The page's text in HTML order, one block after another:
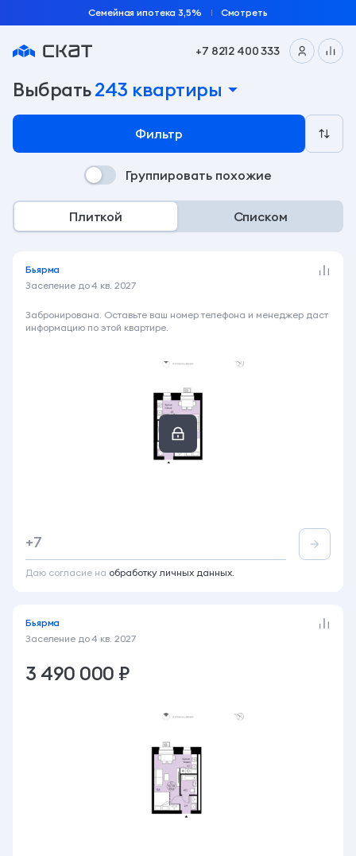
Семейная ипотека 3,5% Смотреть
+7 8212 400 333
Подобрать квартиру по параметрам на сайте
Выбрать243 квартиры
Фильтр
Плиткой Списком
Группировать похожие
Бьярма
Заселение до4 кв. 2027
3 480 000 ₽
Студия
Семейная ипотека 3,5%
Забронирована. Оставьте ваш номер телефона и менеджер даст
информацию по этой квартире.
+7
Даю согласие на обработку личных данных.
Бьярма
Заселение до4 кв. 2027
3 490 000 ₽